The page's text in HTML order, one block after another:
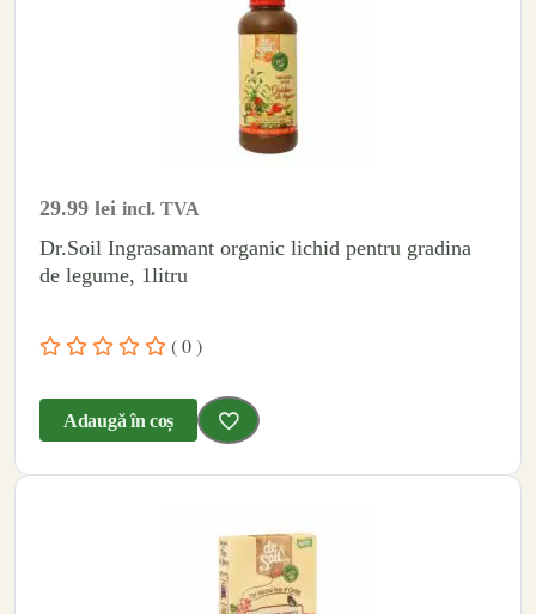
29.99 lei incl. TVA
Dr.Soil Ingrasamant organic lichid pentru gradina
de legume, 1litru
( 0 )
Adaugă în coș